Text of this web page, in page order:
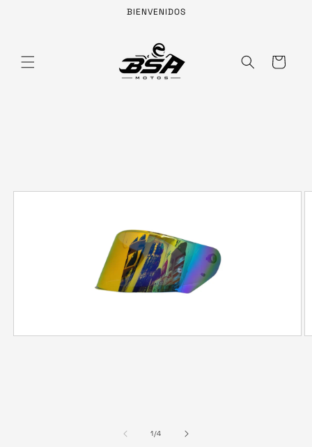
BIENVENIDOS
Carrito
1/de
4